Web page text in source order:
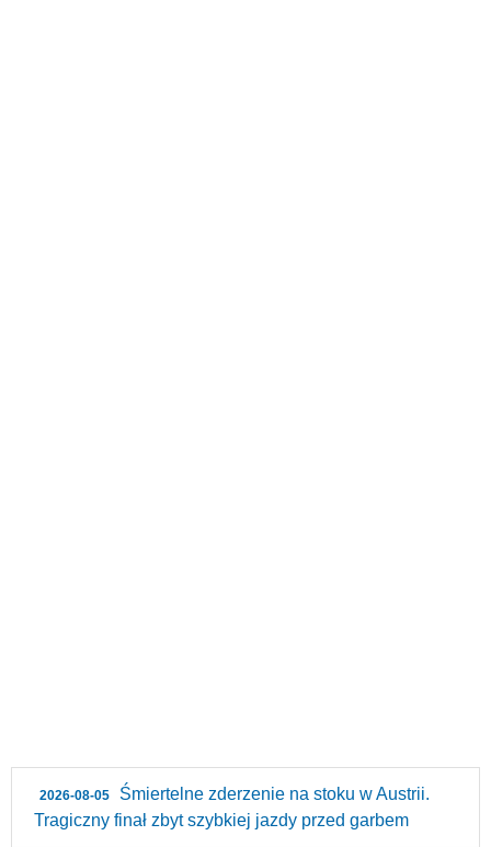
2026-08-05
Śmiertelne zderzenie na stoku w Austrii.
Tragiczny finał zbyt szybkiej jazdy przed garbem